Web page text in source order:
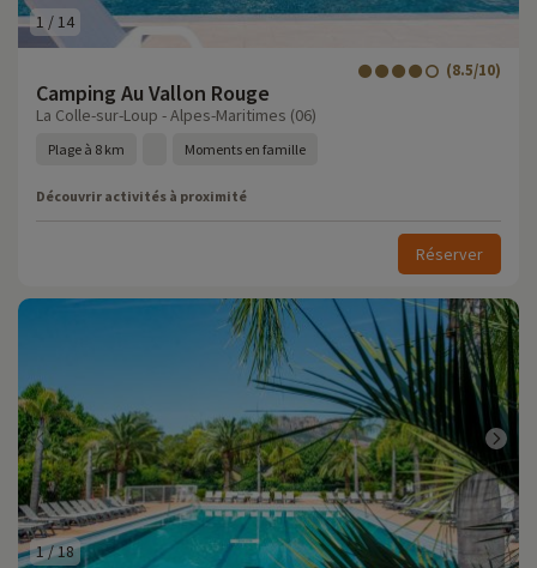
1 / 14
Camping Au Vallon Rouge
(8.5/10)
La Colle-sur-Loup - Alpes-Maritimes (06)
Plage à 8 km Moments en famille
Découvrir activités à proximité
Réserver
1/18